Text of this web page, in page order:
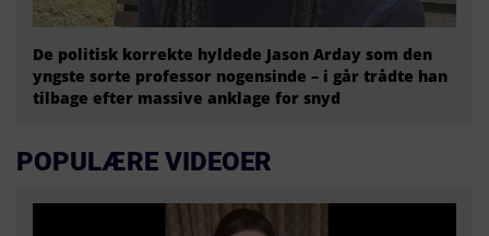
De politisk korrekte hyldede Jason Arday som den
yngste sorte professor nogensinde – i går trådte han
tilbage efter massive anklage for snyd
POPULÆRE VIDEOER